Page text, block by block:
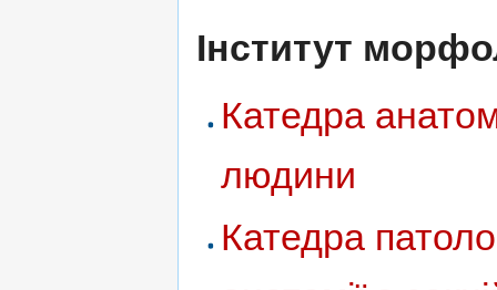
Інститут
Катедра
людини
Катедра